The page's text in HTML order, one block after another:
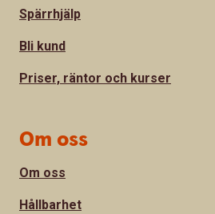
Spärrhjälp
Bli kund
Priser, räntor och kurser
Om oss
Om oss
Hållbarhet